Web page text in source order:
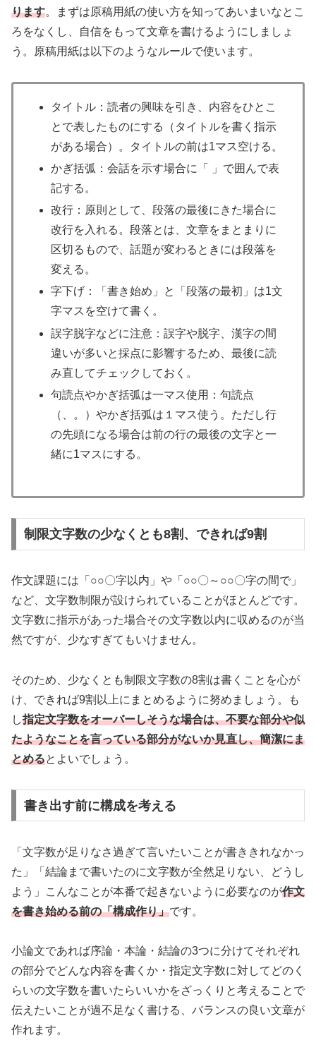
ります。まずは原稿用紙の使い方を知ってあいまいなとこ
ろをなくし、自信をもって文章を書けるようにしましょ
う。原稿用紙は以下のようなルールで使います。
タイトル：読者の興味を引き、内容をひとこ
とで表したものにする（タイトルを書く指示
がある場合）。タイトルの前は1マス空ける。
かぎ括弧：会話を示す場合に「 」で囲んで表
記する。
改行：原則として、段落の最後にきた場合に
改行を入れる。段落とは、文章をまとまりに
区切るもので、話題が変わるときには段落を
変える。
字下げ：「書き始め」と「段落の最初」は1文
字マスを空けて書く。
誤字脱字などに注意：誤字や脱字、漢字の間
違いが多いと採点に影響するため、最後に読
み直してチェックしておく。
句読点やかぎ括弧は一マス使用：句読点
（、。）やかぎ括弧は１マス使う。ただし行
の先頭になる場合は前の行の最後の文字と一
緒に1マスにする。
制限文字数の少なくとも8割、できれば9割
作文課題には「○○〇字以内」や「○○〇～○○〇字の間で」
など、文字数制限が設けられていることがほとんどです。
文字数に指示があった場合その文字数以内に収めるのが当
然ですが、少なすぎてもいけません。
そのため、少なくとも制限文字数の8割は書くことを心が
け、できれば9割以上にまとめるように努めましょう。も
し指定文字数をオーバーしそうな場合は、不要な部分や似
たようなことを言っている部分がないか見直し、簡潔にま
とめるとよいでしょう。
書き出す前に構成を考える
「文字数が足りなさ過ぎて言いたいことが書ききれなかっ
た」「結論まで書いたのに文字数が全然足りない、どうし
よう」こんなことが本番で起きないように必要なのが作文
を書き始める前の「構成作り」です。
小論文であれば序論・本論・結論の3つに分けてそれぞれ
の部分でどんな内容を書くか・指定文字数に対してどのく
らいの文字数を書いたらいいかをざっくりと考えることで
伝えたいことが過不足なく書ける、バランスの良い文章が
作れます。